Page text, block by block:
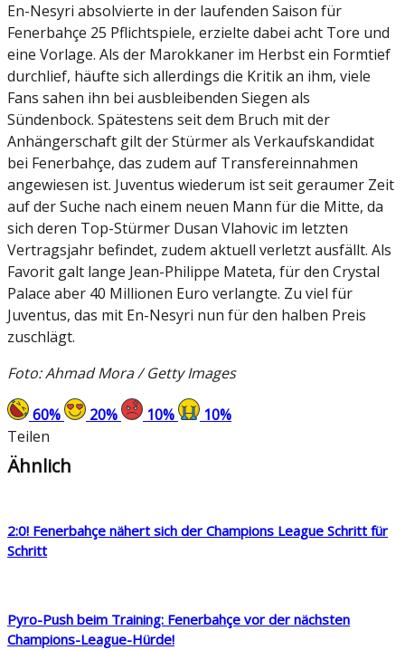
En-Nesyri absolvierte in der laufenden Saison für
Fenerbahçe 25 Pflichtspiele, erzielte dabei acht Tore und
eine Vorlage. Als der Marokkaner im Herbst ein Formtief
durchlief, häufte sich allerdings die Kritik an ihm, viele
Fans sahen ihn bei ausbleibenden Siegen als
Sündenbock. Spätestens seit dem Bruch mit der
Anhängerschaft gilt der Stürmer als Verkaufskandidat
bei Fenerbahçe, das zudem auf Transfereinnahmen
angewiesen ist. Juventus wiederum ist seit geraumer Zeit
auf der Suche nach einem neuen Mann für die Mitte, da
sich deren Top-Stürmer Dusan Vlahovic im letzten
Vertragsjahr befindet, zudem aktuell verletzt ausfällt. Als
Favorit galt lange Jean-Philippe Mateta, für den Crystal
Palace aber 40 Millionen Euro verlangte. Zu viel für
Juventus, das mit En-Nesyri nun für den halben Preis
zuschlägt.
Foto: Ahmad Mora / Getty Images
60% 20% 10% 10%
Teilen
Ähnlich
2:0! Fenerbahçe nähert sich der Champions League Schritt für
Schritt
Pyro-Push beim Training: Fenerbahçe vor der nächsten
Champions-League-Hürde!